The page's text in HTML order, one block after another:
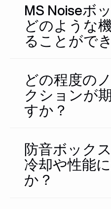
MS Noiseボ
どのような
ることがで
どの程度の
クションが
すか？
防音ボック
冷却や性能
か？